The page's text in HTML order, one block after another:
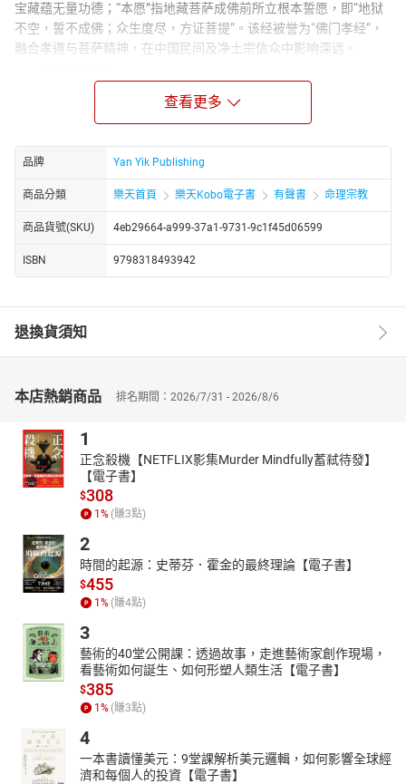
宝藏蕴无量功德；“本愿”指地藏菩萨成佛前所立根本誓愿，即“地狱
不空，誓不成佛；众生度尽，方证菩提”。该经被誉为“佛门孝经”，
融合孝道与菩萨精神，在中国民间及净土宗信众中影响深远。
全经分十三品，以释迦牟尼佛在忉利天为母说法为缘起：
孝道本源：通过地藏菩萨前世为婆罗门女、光目女救母的故
生的普世慈悲。
地狱与因果：详述无间地狱之苦，列举杀生、邪淫等恶业果
报，强调“善恶因果不虚”，警示众生止恶修善。
菩萨誓愿
：地藏菩萨受佛陀付嘱，于释迦灭度后至弥勒成佛
饿鬼、畜生三恶道。
孝道即菩提：将孝亲扩展为“度尽众生”的大愿，实现伦理与修
行的统一。
他力救度
：称念地藏名号、诵经供养可获二十八种利益，如
“天龙护念”“疾疫不临”，兼具现世安乐与来世解脱。
四、历史传承争议
译者疑云：传统归为唐代实叉难陀译，但《开元释教录》未
载，明代始见收录。学者推测或为五代至北宋中国学者依
《地藏十轮经》框架所撰，然西夏文残卷及宋代灵验记引用
证实其成书不晚于11世纪。
文化融合
九华山成为地藏道场，并影响中元节超度习俗。
五、文化影响与实践价值
信仰实践：民间奉地藏为“幽冥教主”，诵经超度亡魂成为丧葬
文化核心；禅宗、净土宗均纳入日课，强调“称名即救”。
现代意义：倡导的孝道精神与因果观，为现代社会提供伦理
参照，其“积极入世”的菩萨行亦激励众生自利利他。
《地藏菩萨本愿经》以孝道为基、愿力为舟，构建了从救亲到度世
的修行体系。其融合民间信仰与深奥佛理，使地藏菩萨“我不入地狱
谁入地狱”的大悲形象，成为跨越宗教的文化符号，至今仍指引众生
直面生死、践行慈悲。
查看更多
品牌 Yan Yik Publishing
商品分類 樂天首頁 樂天Kobo電子書 有聲書 命理宗教
商品貨號(SKU) 4eb29664-a999-37a1-9731-9c1f45d06599
ISBN 9798318493942
退換貨須知
本店熱銷商品 排名期間：2026/7/31 - 2026/8/6
1
正念殺機【NETFLIX影集Murder Mindfully蓄弒待發】
【電子書】
$308
1 % (賺3點)
2
時間的起源：史蒂芬．霍金的最終理論【電子書】
$455
1 % (賺4點)
3
藝術的40堂公開課：透過故事，走進藝術家創作現場，
看藝術如何誕生、如何形塑人類生活【電子書】
$385
1 % (賺3點)
4
一本書讀懂美元：9堂課解析美元邏輯，如何影響全球經
濟和每個人的投資【電子書】